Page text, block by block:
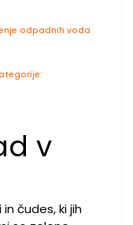
odpadnih voda
v
čudes, ki jih